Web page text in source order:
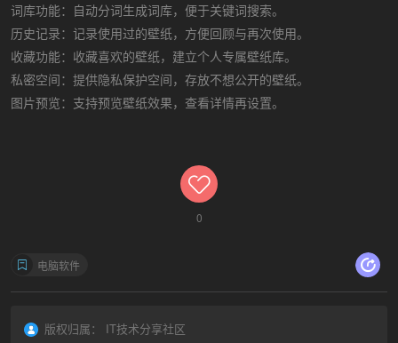
词库功能：自动分词生成词库，便于关键词搜索。
历史记录：记录使用过的壁纸，方便回顾与再次使用。
收藏功能：收藏喜欢的壁纸，建立个人专属壁纸库。
私密空间：提供隐私保护空间，存放不想公开的壁纸。
图片预览：支持预览壁纸效果，查看详情再设置。
0
电脑软件
版权归属：
IT技术分享社区